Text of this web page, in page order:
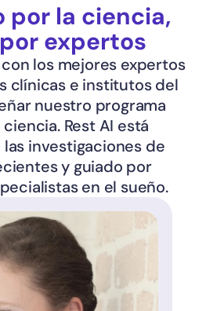
por la ciencia,
expertos
los mejores expertos
clínicas e institutos del
nuestro programa
Rest AI está
investigaciones de
y guiado por
en el sueño.